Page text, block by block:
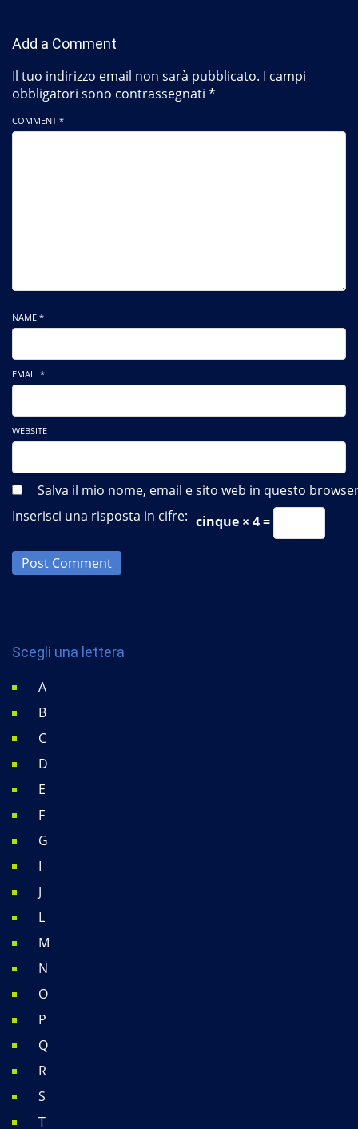
Add a Comment
Il tuo indirizzo email non sarà pubblicato. I campi
obbligatori sono contrassegnati *
COMMENT *
NAME *
EMAIL *
WEBSITE
Salva il mio nome, email e sito web in questo
Inserisci una risposta in cifre: cinque × 4 =
Post Comment
Scegli una lettera
A
B
C
D
E
F
G
I
J
L
M
N
O
P
Q
R
S
T